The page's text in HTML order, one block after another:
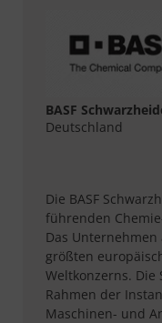
BASF
Deutschland
Die BASF
führenden
Das
größten
Weltkonzerns.
Rahmen der
Maschinen- und